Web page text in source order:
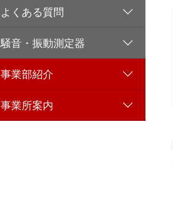
よくある質問
騒音・振動測定器
事業部紹介
事業所案内